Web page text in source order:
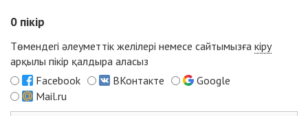
0 пікір
Төмендегі әлеуметтік желілері немесе сайтымызға кіру
арқылы пікір қалдыра аласыз
Facebook
ВКонтакте
Google
Mail.ru